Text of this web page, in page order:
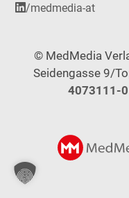
/medmedia-at
© MedMedia
Seidengasse 9/
4073111-0